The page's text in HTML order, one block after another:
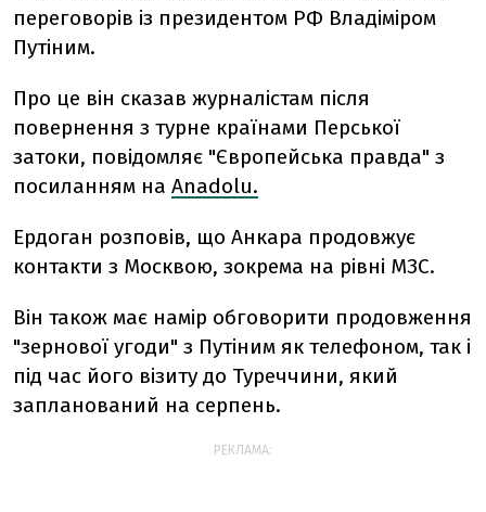
переговорів із президентом РФ Владіміром
Путіним.
Про це він сказав журналістам після
повернення з турне країнами Перської
затоки, повідомляє "Європейська правда" з
посиланням на Anadolu.
Ердоган розповів, що Анкара продовжує
контакти з Москвою, зокрема на рівні МЗС.
Він також має намір обговорити продовження
"зернової угоди" з Путіним як телефоном, так і
під час його візиту до Туреччини, який
запланований на серпень.
РЕКЛАМА: